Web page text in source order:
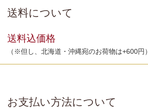
送料について
送料込価格
（※但し、北海道・沖縄宛のお荷物は+600円）
お支払い方法について